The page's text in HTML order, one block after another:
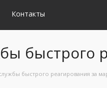
Контакты
быстрого
быстрого реагирования за